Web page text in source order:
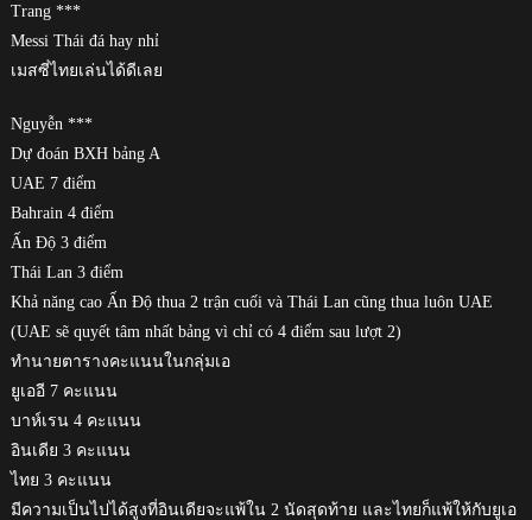
Trang ***
Messi Thái đá hay nhỉ
เมสซี่ไทยเล่นได้ดีเลย
Nguyễn ***
Dự đoán BXH bảng A
UAE 7 điểm
Bahrain 4 điểm
Ấn Độ 3 điểm
Thái Lan 3 điểm
Khả năng cao Ấn Độ thua 2 trận cuối và Thái Lan cũng thua luôn UAE
(UAE sẽ quyết tâm nhất bảng vì chỉ có 4 điểm sau lượt 2)
ทำนายตารางคะแนนในกลุ่มเอ
ยูเออี 7 คะแนน
บาห์เรน 4 คะแนน
อินเดีย 3 คะแนน
ไทย 3 คะแนน
มีความเป็นไปได้สูงที่อินเดียจะแพ้ใน 2 นัดสุดท้าย และไทยก็แพ้ให้กับยูเอ